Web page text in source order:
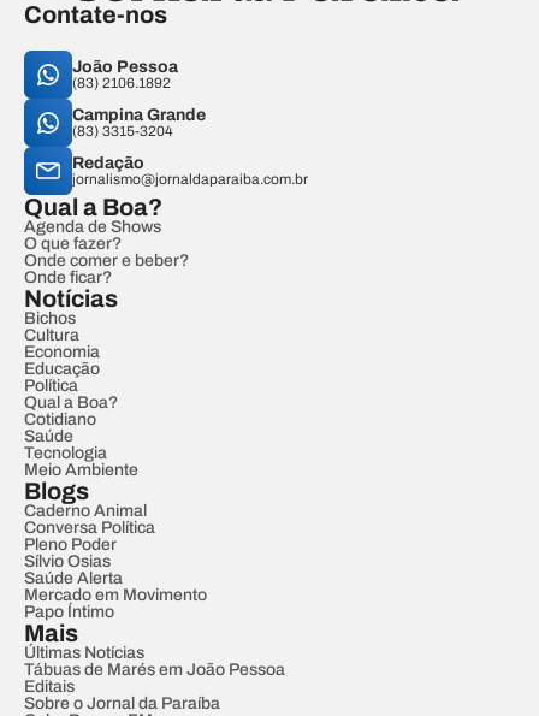
Contate-nos
João Pessoa
(83) 2106.1892
Campina Grande
(83) 3315-3204
Redação
jornalismo@jornaldaparaiba.com.br
Qual a Boa?
Agenda de Shows
O que fazer?
Onde comer e beber?
Onde ficar?
Notícias
Bichos
Cultura
Economia
Educação
Política
Qual a Boa?
Cotidiano
Saúde
Tecnologia
Meio Ambiente
Blogs
Caderno Animal
Conversa Política
Pleno Poder
Sílvio Osias
Saúde Alerta
Mercado em Movimento
Papo Íntimo
Mais
Últimas Notícias
Tábuas de Marés em João Pessoa
Editais
Sobre o Jornal da Paraíba